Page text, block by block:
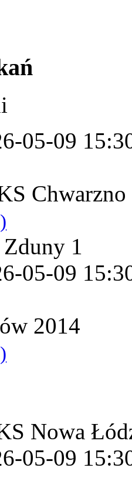
05-09
1
05-09
2014
Nowa
05-09